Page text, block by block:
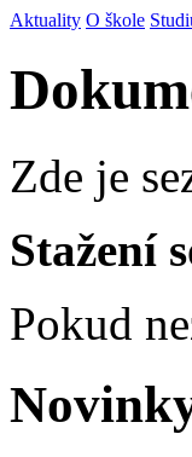
Aktuality O škole
Zde je
Stažení
Pokud